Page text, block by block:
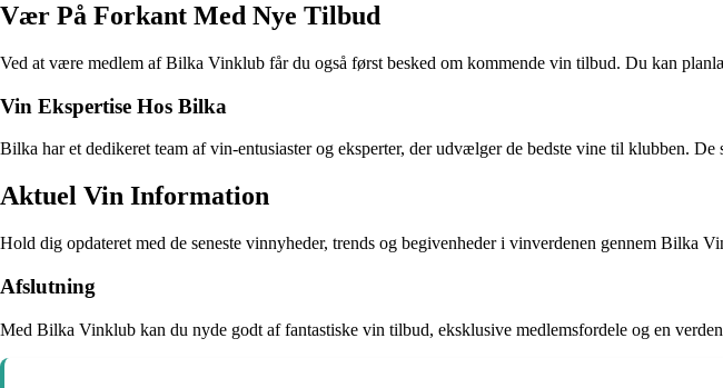
Vær På Forkant Med Nye Tilbud
Ved at være medlem af Bilka Vinklub får du også først besked om kommende vin tilbud. Du kan
Vin Ekspertise Hos Bilka
Bilka har et dedikeret team af vin-entusiaster og eksperter, der udvælger de bedste vine til klubben.
Aktuel Vin Information
Hold dig opdateret med de seneste vinnyheder, trends og begivenheder i vinverdenen gennem
Afslutning
Med Bilka Vinklub kan du nyde godt af fantastiske vin tilbud, eksklusive medlemsfordele og en